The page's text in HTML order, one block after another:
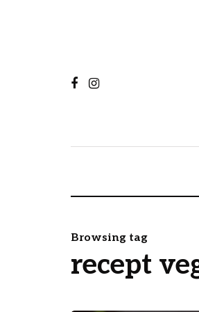
Browsing tag
recept